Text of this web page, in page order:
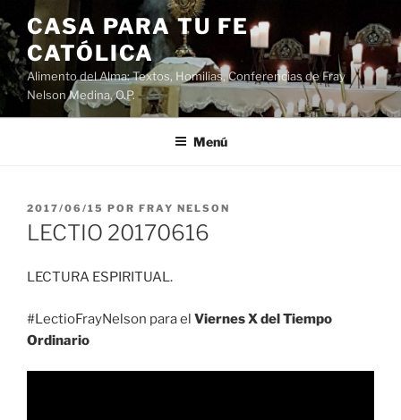
Saltar
al
contenido
CASA PARA TU FE
CATÓLICA
Alimento del Alma: Textos, Homilias, Conferencias de Fray
Nelson Medina, O.P.
Menú
PUBLICADO
EL
2017/06/15 POR FRAY NELSON
LECTIO 20170616
LECTURA ESPIRITUAL.
#LectioFrayNelson para el Viernes X del Tiempo
Ordinario